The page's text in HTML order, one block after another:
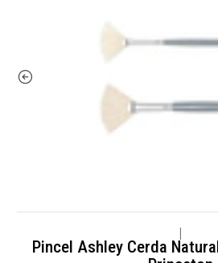
Pincel Ashley Cerda